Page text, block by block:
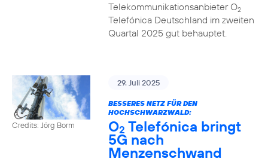
Telekommunikationsanbieter O2
Telefónica Deutschland im zweiten
Quartal 2025 gut behauptet.
Credits: Jörg Borm
29. Juli 2025
BESSERES NETZ FÜR DEN
HOCHSCHWARZWALD:
O2 Telefónica bringt
5G nach
Menzenschwand